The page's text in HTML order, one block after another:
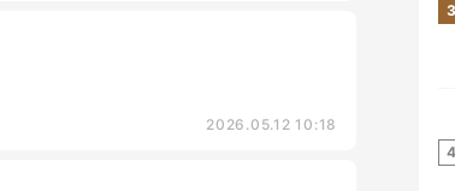
2026.05.12 10:18
3
4